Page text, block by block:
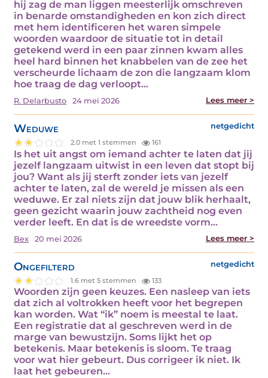
hij zag de man liggen meesterlijk omschreven
in benarde omstandigheden en kon zich direct
met hem identificeren het waren simpele
woorden waardoor de situatie tot in detail
getekend werd in een paar zinnen kwam alles
heel hard binnen het knabbelen van de zee het
verscheurde lichaam de zon die langzaam klom
hoe traag de dag verloopt…
R. Delarbusto 24 mei 2026 Lees meer >
Weduwe netgedicht
2.0 met 1 stemmen 161
Is het uit angst om iemand achter te laten dat jij
jezelf langzaam uitwist in een leven dat stopt bij
jou? Want als jij sterft zonder iets van jezelf
achter te laten, zal de wereld je missen als een
weduwe. Er zal niets zijn dat jouw blik herhaalt,
geen gezicht waarin jouw zachtheid nog even
verder leeft. En dat is de wreedste vorm…
Bex 20 mei 2026 Lees meer >
Ongefilterd netgedicht
1.6 met 5 stemmen 133
Woorden zijn geen keuzes. Een nasleep van iets
dat zich al voltrokken heeft voor het begrepen
kan worden. Wat “ik” noem is meestal te laat.
Een registratie dat al geschreven werd in de
marge van bewustzijn. Soms lijkt het op
betekenis. Maar betekenis is sloom. Te traag
voor wat hier gebeurt. Dus corrigeer ik niet. Ik
laat het gebeuren…